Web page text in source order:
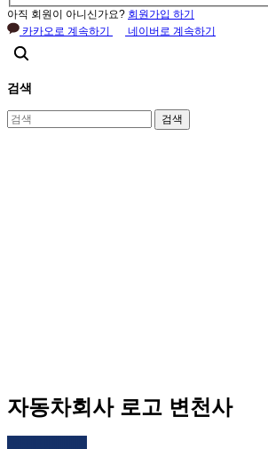
아직 회원이 아니신가요? 회원가입 하기
카카오로 계속하기
네이버로 계속하기
검색
검색
자동차회사 로고 변천사